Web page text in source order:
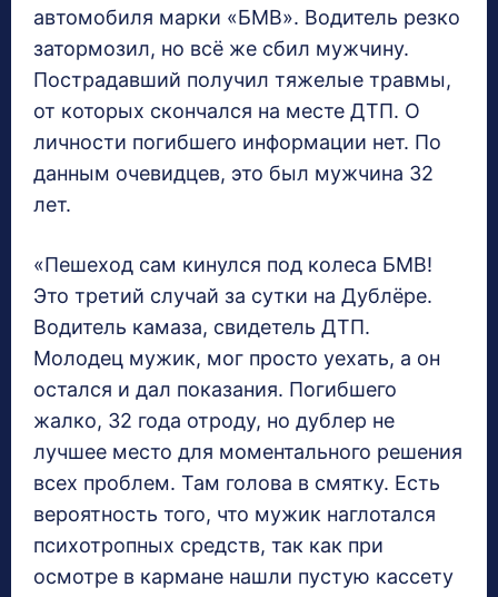
автомобиля марки «БМВ». Водитель резко
затормозил, но всё же сбил мужчину.
Пострадавший получил тяжелые травмы,
от которых скончался на месте ДТП. О
личности погибшего информации нет. По
данным очевидцев, это был мужчина 32
лет.
«Пешеход сам кинулся под колеса БМВ!
Это третий случай за сутки на Дублёре.
Водитель камаза, свидетель ДТП.
Молодец мужик, мог просто уехать, а он
остался и дал показания. Погибшего
жалко, 32 года отроду, но дублер не
лучшее место для моментального решения
всех проблем. Там голова в смятку. Есть
вероятность того, что мужик наглотался
психотропных средств, так как при
осмотре в кармане нашли пустую кассету